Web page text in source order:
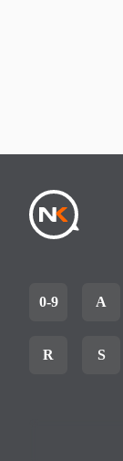
0-9 A
R S